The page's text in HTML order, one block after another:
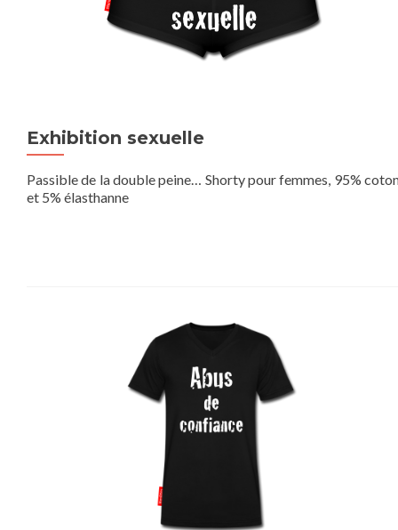
Exhibition sexuelle
Passible de la double peine… Shorty pour femmes, 95%
et 5% élasthanne